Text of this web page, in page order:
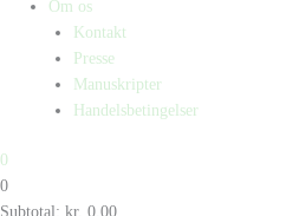
Om os
Kontakt
Presse
Manuskripter
Handelsbetingelser
0
0
Subtotal: kr. 0,00